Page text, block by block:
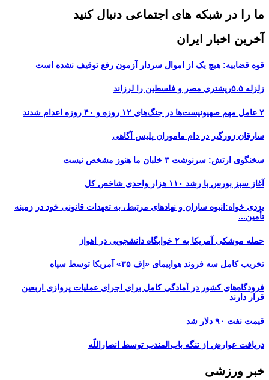
ما را در شبکه های اجتماعی دنبال کنید
آخرین اخبار ایران
قوه قضاییه: هیچ یک از اموال سردار آزمون رفع توقیف نشده است
زلزله ۵.۵ریشتری مصر و فلسطین را لرزاند
۲ عامل مهم صهیونیست‌ها در جنگ‌های ۱۲ روزه و ۴۰ روزه اعدام شدند
سارقان زورگیر در دام ماموران پلیس آگاهی
سخنگوی ارتش: سرنوشت ۳ خلبان ما هنوز مشخص نیست
آغاز سبز بورس با رشد ۱۱۰ هزار واحدی شاخص کل
یزدی خواه:انبوه سازان و نهادهای مرتبط، به تعهدات قانونی خود در زمینه
تأمین...
حمله موشکی آمریکا به ۲ خوابگاه دانشجویی در اهواز
تخریب کامل سه فروند هواپیمای «اِف ۳۵» آمریکا توسط سپاه
فرودگاه‌های کشور در آمادگی کامل برای اجرای عملیات پروازی اربعین
قرار دارند
قیمت نفت ۹۰ دلار شد
دریافت عوارض از تنگه باب‌المندب توسط انصاراللّه
خبر ورزشی